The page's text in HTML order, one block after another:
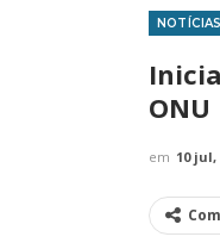
NOTÍCIAS
ONU
em 10 jul,